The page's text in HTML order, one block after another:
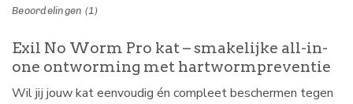
Beoordelingen (1)
Exil No Worm Pro kat – smakelijke all-in-
one ontworming met hartwormpreventie
Wil jij jouw kat eenvoudig én compleet beschermen tegen